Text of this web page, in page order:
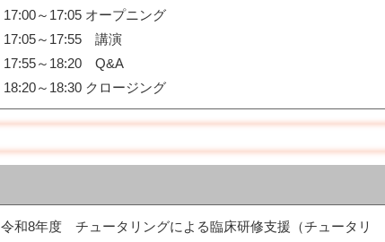
17:00～17:05 オープニング
17:05～17:55 講演
17:55～18:20 Q&A
18:20～18:30 クロージング
令和8年度 チュータリングによる臨床研修支援（チュータリ